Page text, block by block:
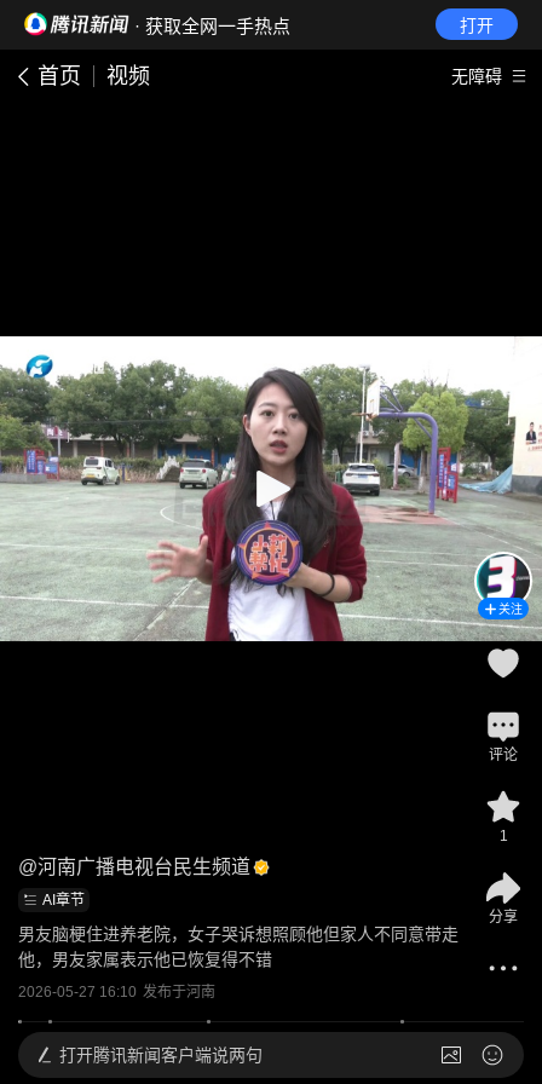
· 获取全网一手热点 打开
首页 视频 无障碍
@河南广播电视台民生频道
AI章节
男友脑梗住进养老院，女子哭诉想照顾他但家人不同意带走
他，男友家属表示他已恢复得不错
2026-05-27 16:10 发布于河南
关注
评论
1
分享
打开腾讯新闻客户端说两句